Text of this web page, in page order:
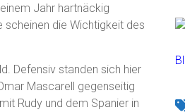
Jahr hartnäckig
scheinen die Wichtigkeit des
Defensiv standen sich hier
Mascarell gegenseitig
Rudy und dem Spanier in